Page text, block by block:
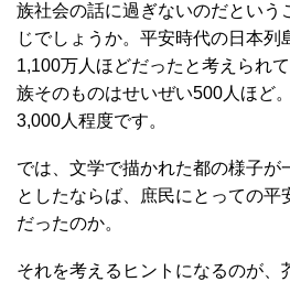
族社会の話に過ぎないのだという
じでしょうか。平安時代の日本列
1,100万人ほどだったと考えられ
族そのものはせいぜい500人ほど
3,000人程度です。
では、文学で描かれた都の様子が
としたならば、庶民にとっての平
だったのか。
それを考えるヒントになるのが、